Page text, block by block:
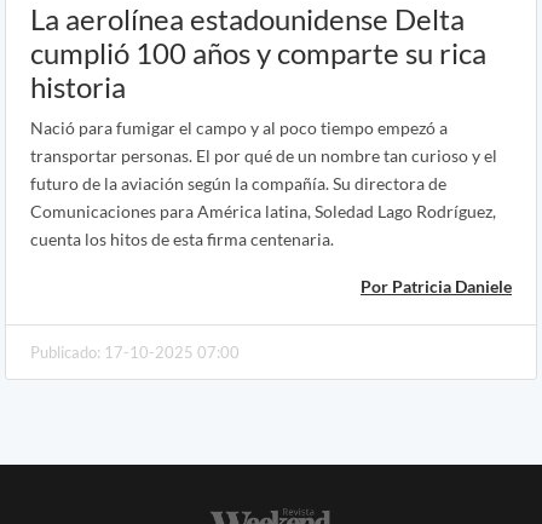
La aerolínea estadounidense Delta
cumplió 100 años y comparte su rica
historia
Nació para fumigar el campo y al poco tiempo empezó a
transportar personas. El por qué de un nombre tan curioso y el
futuro de la aviación según la compañía. Su directora de
Comunicaciones para América latina, Soledad Lago Rodríguez,
cuenta los hitos de esta firma centenaria.
Por Patricia Daniele
Publicado: 17-10-2025 07:00